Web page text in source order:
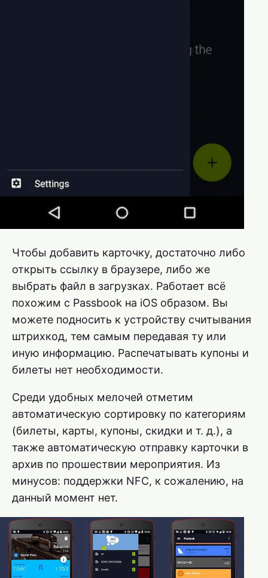
Чтобы добавить карточку, достаточно либо
открыть ссылку в браузере, либо же
выбрать файл в загрузках. Работает всё
похожим с Passbook на iOS образом. Вы
можете подносить к устройству считывания
штрихкод, тем самым передавая ту или
иную информацию. Распечатывать купоны и
билеты нет необходимости.
Среди удобных мелочей отметим
автоматическую сортировку по категориям
(билеты, карты, купоны, скидки и т. д.), а
также автоматическую отправку карточки в
архив по прошествии мероприятия. Из
минусов: поддержки NFC, к сожалению, на
данный момент нет.